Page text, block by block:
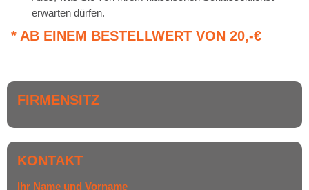
erwarten dürfen.
* AB EINEM BESTELLWERT VON 20,-€
FIRMENSITZ
KONTAKT
Ihr Name und Vorname